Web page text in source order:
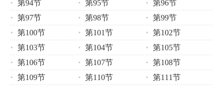
第94节
第95节
第96节
第97节
第98节
第99节
第100节
第101节
第102节
第103节
第104节
第105节
第106节
第107节
第108节
第109节
第110节
第111节